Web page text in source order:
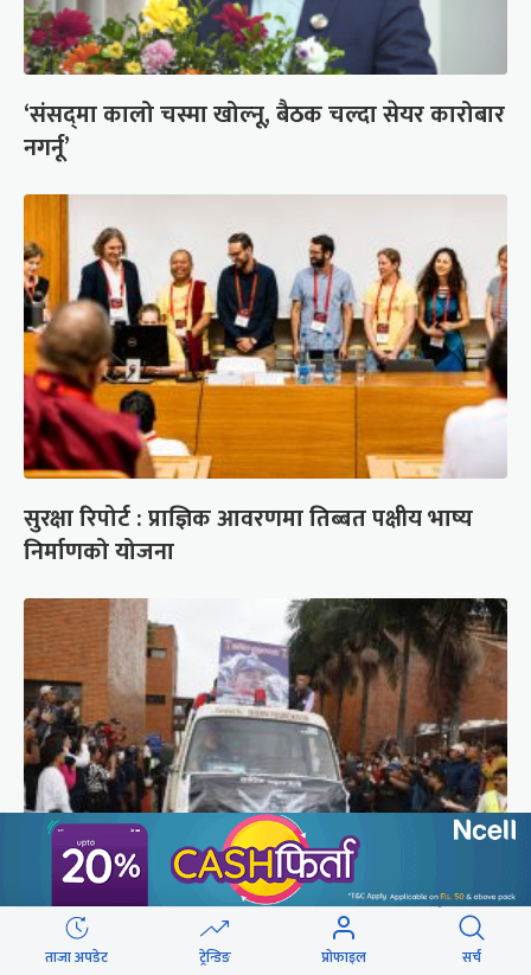
‘संसद्‍मा कालो चस्मा खोल्नू, बैठक चल्दा सेयर कारोबार
नगर्नू’
सुरक्षा रिपोर्ट : प्राज्ञिक आवरणमा तिब्बत पक्षीय भाष्य
निर्माणको योजना
ब्रोड पिकमा ज्यान गुमाएका युक्तको शव काठमाडौं
ल्याइयो (तस्वीरहरू)
ताजा अपडेट ट्रेन्डिङ प्रोफाइल सर्च